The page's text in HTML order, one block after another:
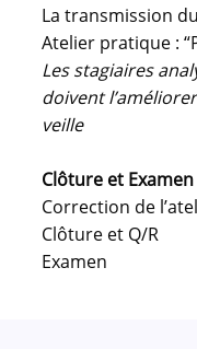
La transmission
Atelier pratique :
Les stagiaires
doivent
veille
Clôture et Examen
Correction de
Clôture et Q/R
Examen